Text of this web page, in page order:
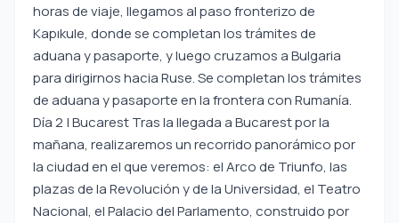
horas de viaje, llegamos al paso fronterizo de
Kapıkule, donde se completan los trámites de
aduana y pasaporte, y luego cruzamos a Bulgaria
para dirigirnos hacia Ruse. Se completan los trámites
de aduana y pasaporte en la frontera con Rumanía.
Día 2 | Bucarest Tras la llegada a Bucarest por la
mañana, realizaremos un recorrido panorámico por
la ciudad en el que veremos: el Arco de Triunfo, las
plazas de la Revolución y de la Universidad, el Teatro
Nacional, el Palacio del Parlamento, construido por